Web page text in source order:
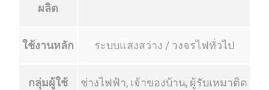
ผลิต
ใช้งานหลัก ระบบแสงสว่าง / วงจรไฟทั่วไป
กลุ่มผู้ใช้
ช่างไฟฟ้า, เจ้าของบ้าน, ผู้รับเหมาติด